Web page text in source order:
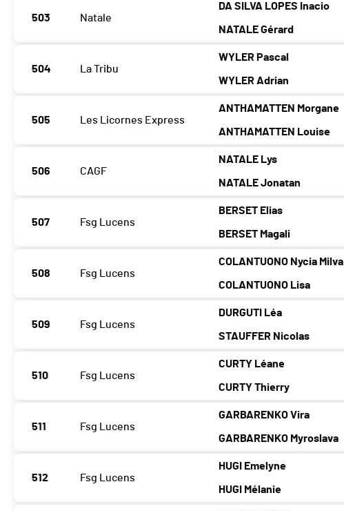
503 Natale
DA SILVA LOPES Inacio
NATALE Gérard
504 La Tribu
WYLER Pascal
WYLER Adrian
505 Les Licornes Express
ANTHAMATTEN Morgane
ANTHAMATTEN Louise
506 CAGF
NATALE Lys
NATALE Jonatan
507 Fsg Lucens
BERSET Elias
BERSET Magali
508 Fsg Lucens
COLANTUONO Nycia Milva
COLANTUONO Lisa
509 Fsg Lucens
DURGUTI Léa
STAUFFER Nicolas
510 Fsg Lucens
CURTY Léane
CURTY Thierry
511 Fsg Lucens
GARBARENKO Vira
GARBARENKO Myroslava
512 Fsg Lucens
HUGI Emelyne
HUGI Mélanie